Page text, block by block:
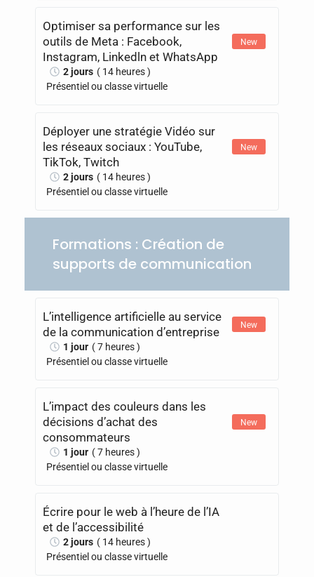
Optimiser sa performance sur les
outils de Meta : Facebook,
Instagram, Linkedln et WhatsApp
New
2 jours ( 14 heures )
Présentiel ou classe virtuelle
Déployer une stratégie Vidéo sur
les réseaux sociaux : YouTube,
TikTok, Twitch
New
2 jours ( 14 heures )
Présentiel ou classe virtuelle
Formations : Création de
supports de communication
L’intelligence artificielle au service
de la communication d’entreprise
New
1 jour ( 7 heures )
Présentiel ou classe virtuelle
L’impact des couleurs dans les
décisions d’achat des
consommateurs
New
1 jour ( 7 heures )
Présentiel ou classe virtuelle
Écrire pour le web à l’heure de l’IA
et de l’accessibilité
2 jours ( 14 heures )
Présentiel ou classe virtuelle